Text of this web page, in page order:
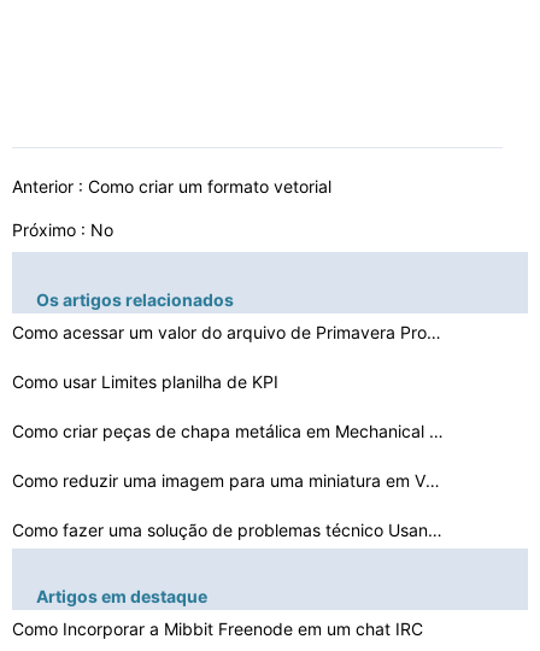
Anterior : Como criar um formato vetorial
Próximo : No
Os artigos relacionados
Como acessar um valor do arquivo de Primavera Proprieda…
Como usar Limites planilha de KPI
Como criar peças de chapa metálica em Mechanical Desk…
Como reduzir uma imagem para uma miniatura em VB6
Como fazer uma solução de problemas técnico Usando S…
Como posso fazer um arquivo compatível vCalendar
Artigos em destaque
Como Incorporar a Mibbit Freenode em um chat IRC